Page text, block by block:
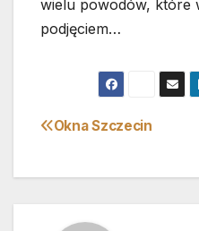
wielu powodów, które
podjęciem…
Nawigacja
wpisu
Okna Szczecin